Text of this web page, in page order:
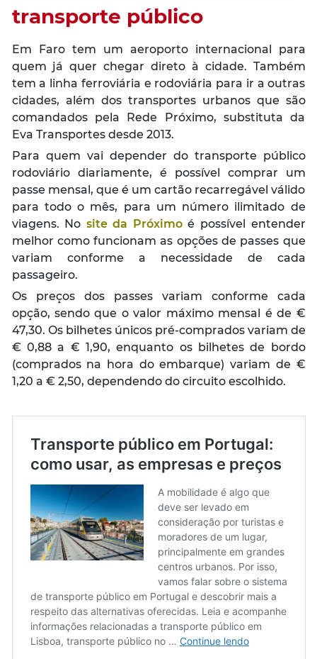
transporte público
Em Faro tem um aeroporto internacional para
quem já quer chegar direto à cidade. Também
tem a linha ferroviária e rodoviária para ir a outras
cidades, além dos transportes urbanos que são
comandados pela Rede Próximo, substituta da
Eva Transportes desde 2013.
Para quem vai depender do transporte público
rodoviário diariamente, é possível comprar um
passe mensal, que é um cartão recarregável válido
para todo o mês, para um número ilimitado de
viagens. No site da Próximoé possível entender
melhor como funcionam as opções de passes que
variam conforme a necessidade de cada
passageiro.
Os preços dos passes variam conforme cada
opção, sendo que o valor máximo mensal é de €
47,30. Os bilhetes únicos pré-comprados variam de
€ 0,88 a € 1,90, enquanto os bilhetes de bordo
(comprados na hora do embarque) variam de €
1,20 a € 2,50, dependendo do circuito escolhido.